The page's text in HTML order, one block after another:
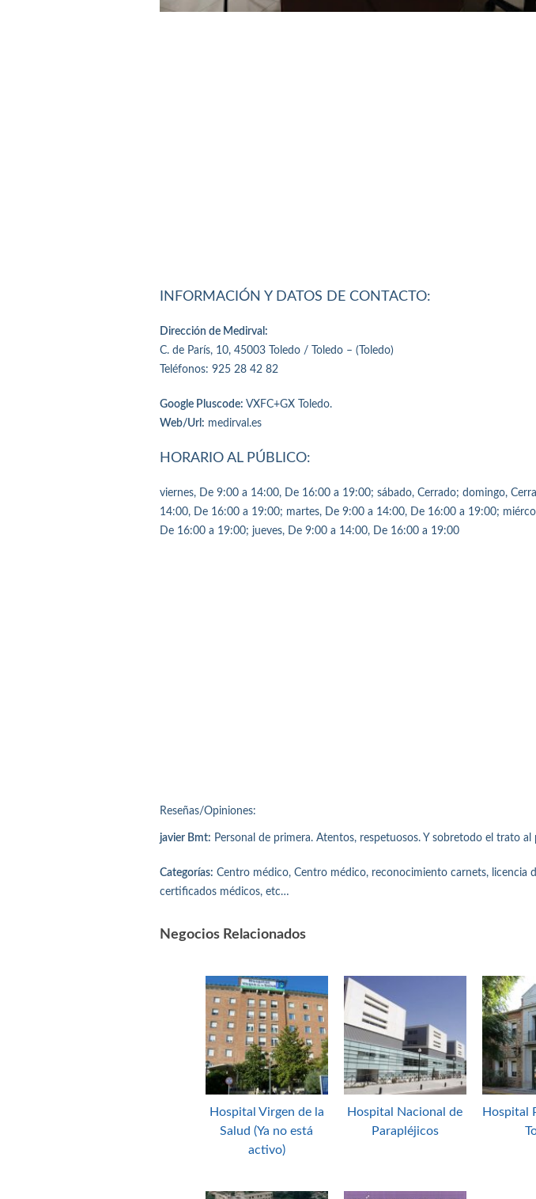
INFORMACIÓN Y DATOS DE CONTACTO:
Dirección de Medirval:
C. de París, 10, 45003 Toledo / Toledo – (Toledo)
Teléfonos: 925 28 42 82
Google Pluscode: VXFC+GX Toledo.
Web/Url: medirval.es
HORARIO AL PÚBLICO:
viernes, De 9:00 a 14:00, De 16:00 a 19:00; sábado, Cerrado; domingo,
14:00, De 16:00 a 19:00; martes, De 9:00 a 14:00, De 16:00 a 19:00;
De 16:00 a 19:00; jueves, De 9:00 a 14:00, De 16:00 a 19:00
Reseñas/Opiniones:
javier Bmt: Personal de primera. Atentos, respetuosos. Y sobretodo el trato al
Categorías: Centro médico, Centro médico, reconocimiento carnets, licencia
certificados médicos, etc…
Negocios Relacionados
Hospital Virgen de la
Salud (Ya no está
activo)
Hospital Nacional de
Parapléjicos
Hospital